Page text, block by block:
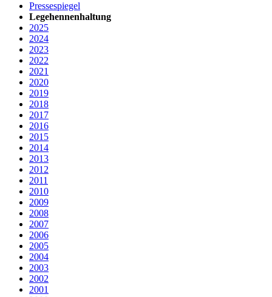
Pressespiegel
Legehennenhaltung
2025
2024
2023
2022
2021
2020
2019
2018
2017
2016
2015
2014
2013
2012
2011
2010
2009
2008
2007
2006
2005
2004
2003
2002
2001